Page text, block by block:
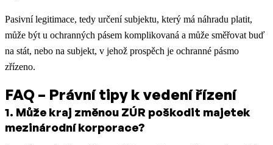
Pasivní legitimace, tedy určení subjektu, který má náhradu platit,
může být u ochranných pásem komplikovaná a může směřovat buď
na stát, nebo na subjekt, v jehož prospěch je ochranné pásmo
zřízeno.
FAQ – Právní tipy k vedení řízení
1. Může kraj změnou ZÚR poškodit majetek
mezinárodní korporace?